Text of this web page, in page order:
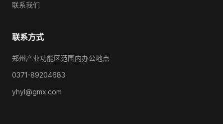
联系我们
联系方式
郑州产业功能区范围内办公地点
0371-89204683
yhyl@gmx.com